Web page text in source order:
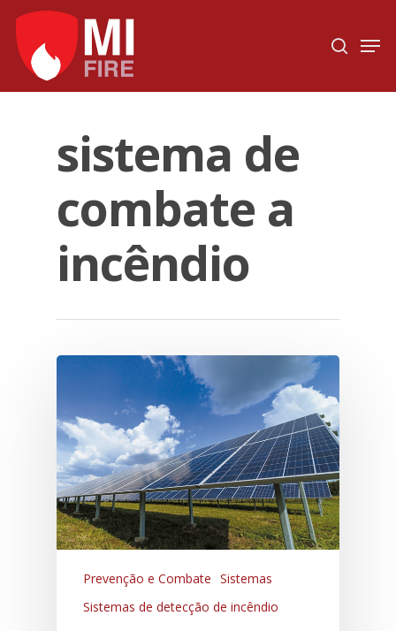
sistema de
combate a
incêndio
Prevenção e Combate Sistemas
Sistemas de detecção de incêndio